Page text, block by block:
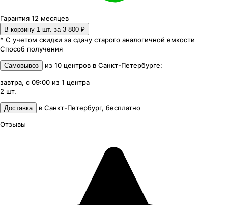
Гарантия 12 месяцев
В корзину 1 шт. за 3 800 ₽
* С учетом скидки за сдачу старого аналогичной емкости
Способ получения
Самовывоз из 10 центров в Санкт-Петербурге:
завтра, с 09:00 из 1 центра
2 шт.
Доставка в Санкт-Петербург, бесплатно
Отзывы